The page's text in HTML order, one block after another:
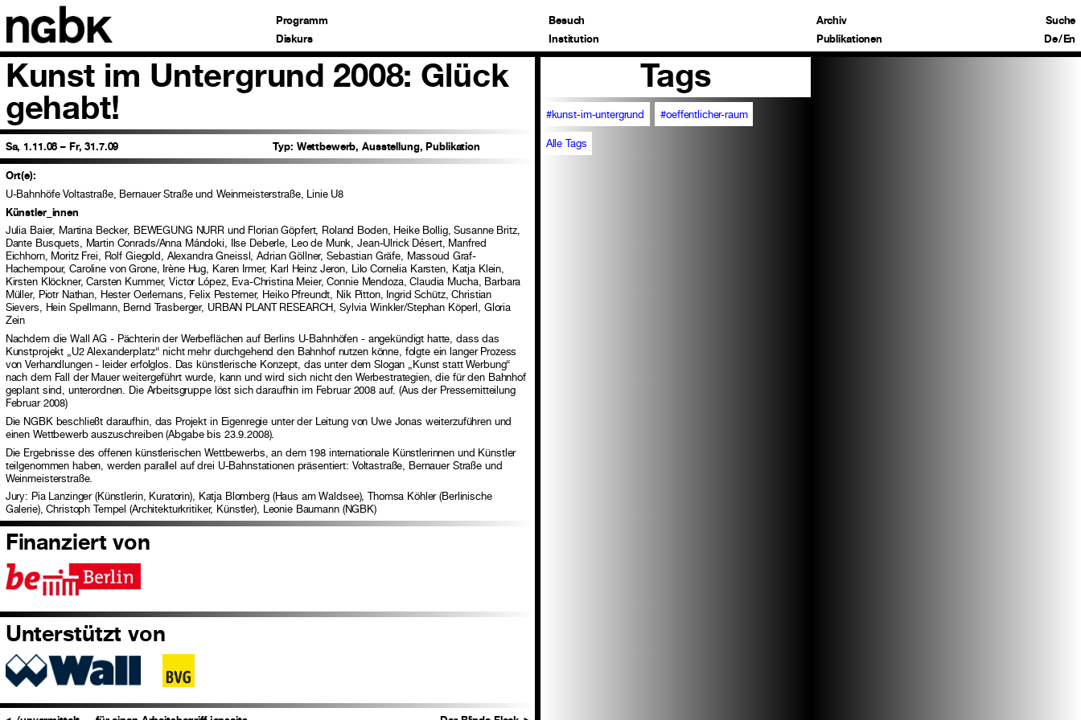
Programm
Diskurs
Besuch
Institution
Archiv
Publikationen
Suche
De/En
Kunst im Untergrund 2008: Glück
gehabt!
Sa, 1.11.08 – Fr, 31.7.09 Typ: Wettbewerb, Ausstellung, Publikation
Ort(e):
U-Bahnhöfe Voltastraße, Bernauer Straße und Weinmeisterstraße, Linie U8
Künstler_innen
Julia Baier, Martina Becker, BEWEGUNG NURR und Florian Göpfert, Roland Boden, Heike Bollig, Susanne Britz,
Dante Busquets, Martin Conrads/Anna Mándoki, Ilse Deberle, Leo de Munk, Jean-Ulrick Désert, Manfred
Eichhorn, Moritz Frei, Rolf Giegold, Alexandra Gneissl, Adrian Göllner, Sebastian Gräfe, Massoud Graf-
Hachempour, Caroline von Grone, Irène Hug, Karen Irmer, Karl Heinz Jeron, Lilo Cornelia Karsten, Katja Klein,
Kirsten Klöckner, Carsten Kummer, Victor López, Eva-Christina Meier, Connie Mendoza, Claudia Mucha, Barbara
Müller, Piotr Nathan, Hester Oerlemans, Felix Pestemer, Heiko Pfreundt, Nik Pitton, Ingrid Schütz, Christian
Sievers, Hein Spellmann, Bernd Trasberger, URBAN PLANT RESEARCH, Sylvia Winkler/Stephan Köperl, Gloria
Zein
Nachdem die Wall AG - Pächterin der Werbeflächen auf Berlins U-Bahnhöfen - angekündigt hatte, dass das
Kunstprojekt „U2 Alexanderplatz“ nicht mehr durchgehend den Bahnhof nutzen könne, folgte ein langer Prozess
von Verhandlungen - leider erfolglos. Das künstlerische Konzept, das unter dem Slogan „Kunst statt Werbung“
nach dem Fall der Mauer weitergeführt wurde, kann und wird sich nicht den Werbestrategien, die für den Bahnhof
geplant sind, unterordnen. Die Arbeitsgruppe löst sich daraufhin im Februar 2008 auf. (Aus der Pressemitteilung
Februar 2008)
Die NGBK beschließt daraufhin, das Projekt in Eigenregie unter der Leitung von Uwe Jonas weiterzuführen und
einen Wettbewerb auszuschreiben (Abgabe bis 23.9.2008).
Die Ergebnisse des offenen künstlerischen Wettbewerbs, an dem 198 internationale Künstlerinnen und Künstler
teilgenommen haben, werden parallel auf drei U-Bahnstationen präsentiert: Voltastraße, Bernauer Straße und
Weinmeisterstraße.
Jury: Pia Lanzinger (Künstlerin, Kuratorin), Katja Blomberg (Haus am Waldsee), Thomsa Köhler (Berlinische
Galerie), Christoph Tempel (Architekturkritiker, Künstler), Leonie Baumann (NGBK)
Finanziert von
Unterstützt von
Tags
#kunst-im-untergrund #oeffentlicher-raum
Alle Tags